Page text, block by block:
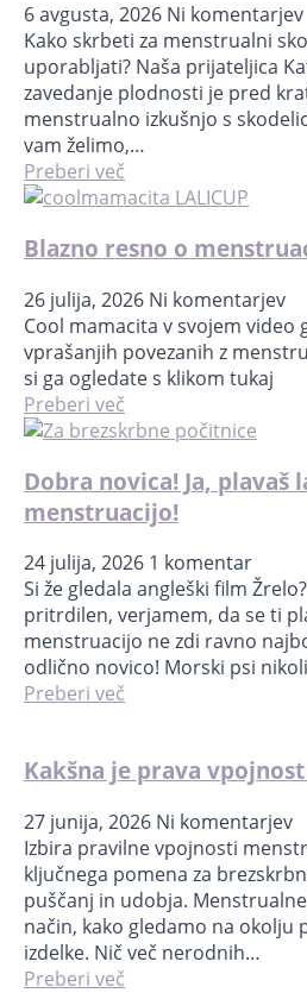
6 avgusta, 2026 Ni komentarjev
Kako skrbeti za menstrualni
uporabljati?⁣ Naša prijateljica
zavedanje plodnosti je pred
menstrualno izkušnjo s
vam želimo,…
Preberi več
Blazno resno o
26 julija, 2026 Ni komentarjev
Cool mamacita v svojem video
vprašanjih povezanih z
si ga ogledate s klikom tukaj
Preberi več
Dobra novica! Ja, plavaš
menstruacijo!
24 julija, 2026 1 komentar
Si že gledala angleški film
pritrdilen, verjamem, da se ti
menstruacijo ne zdi ravno
odlično novico! Morski psi
Preberi več
Kakšna je prava vpojnost
27 junija, 2026 Ni komentarjev
Izbira pravilne vpojnosti
ključnega pomena za
puščanj in udobja.
način, kako gledamo na okolju
izdelke. Nič več nerodnih…
Preberi več